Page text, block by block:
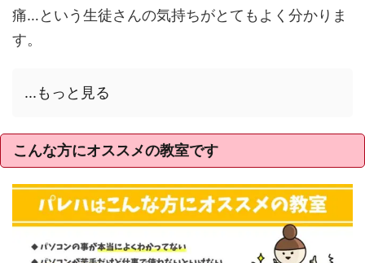
痛…という生徒さんの気持ちがとてもよく分かりま
す。
...もっと見る
こんな方にオススメの教室です